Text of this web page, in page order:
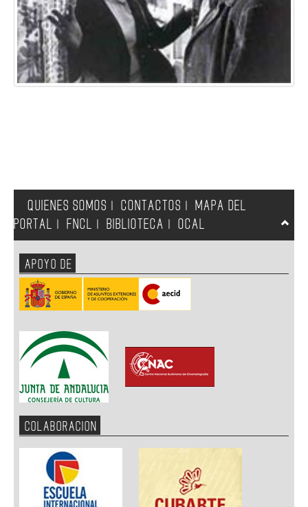
QUIENES SOMOS CONTACTOS
MAPA DEL
PORTAL
FNCL BIBLIOTECA OCAL
APOYO DE
COLABORACION